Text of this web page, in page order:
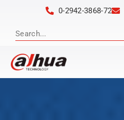
0-2942-3868-72